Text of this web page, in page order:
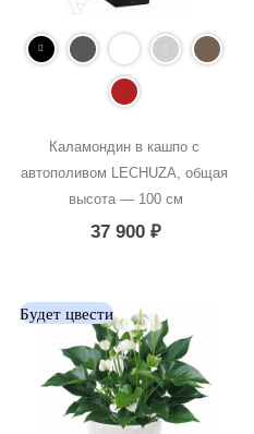
Каламондин в кашпо с
автополивом LECHUZA, общая
высота — 100 см
37 900₽
Будет цвести